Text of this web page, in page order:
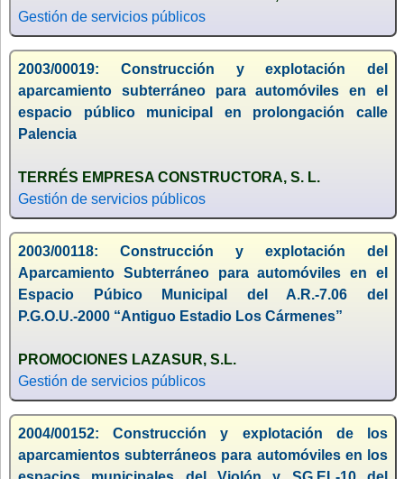
Gestión de servicios públicos
2003/00019: Construcción y explotación del
aparcamiento subterráneo para automóviles en el
espacio público municipal en prolongación calle
Palencia
TERRÉS EMPRESA CONSTRUCTORA, S. L.
Gestión de servicios públicos
2003/00118: Construcción y explotación del
Aparcamiento Subterráneo para automóviles en el
Espacio Púbico Municipal del A.R.-7.06 del
P.G.O.U.-2000 “Antiguo Estadio Los Cármenes”
PROMOCIONES LAZASUR, S.L.
Gestión de servicios públicos
2004/00152: Construcción y explotación de los
aparcamientos subterráneos para automóviles en los